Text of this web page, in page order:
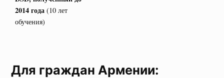
2014 года(10 лет
обучения)
Для граждан Армении: